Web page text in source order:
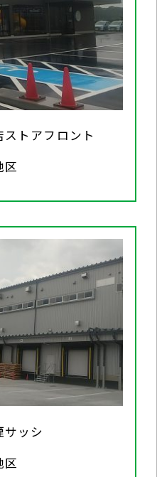
ストアフロント
区
サッシ
区